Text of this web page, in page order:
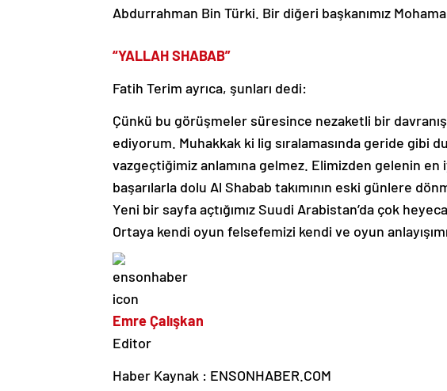
Abdurrahman Bin Türki. Bir diğeri başkanımız
“YALLAH SHABAB”
Fatih Terim ayrıca, şunları dedi:
Çünkü bu görüşmeler süresince nezaketli bir
ediyorum. Muhakkak ki lig sıralamasında geride gibi
vazgeçtiğimiz anlamına gelmez. Elimizden gelenin en
başarılarla dolu Al Shabab takımının eski günlere
Yeni bir sayfa açtığımız Suudi Arabistan’da çok
Ortaya kendi oyun felsefemizi kendi ve oyun
Emre Çalışkan
Editor
Haber Kaynak : ENSONHABER.COM